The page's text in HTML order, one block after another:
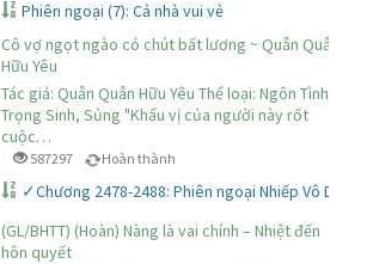
Phiên ngoại (7): Cả nhà vui vẻ
Cô vợ ngọt ngào có chút bất lương ~ Quẫn Quẫn
Hữu Yêu
Tác giả: Quẫn Quẫn Hữu Yêu Thể loại: Ngôn Tình,
Trọng Sinh, Sủng "Khẩu vị của người này rốt
cuộc…
587297 Hoàn thành
✓Chương 2478-2488: Phiên ngoại Nhiếp Vô Danh
(GL/BHTT) (Hoàn) Nàng là vai chính – Nhiệt đến
hôn quyết